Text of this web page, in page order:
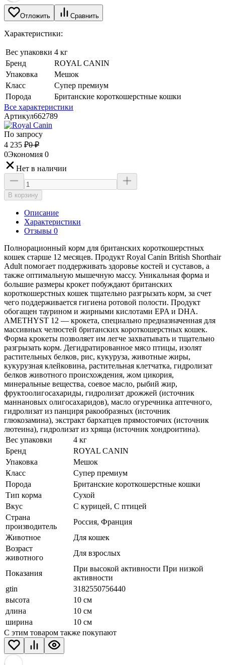
Отложить Сравнить
Характеристики:
Вес упаковки 4 кг
Бренд
ROYAL CANIN
Упаковка
Мешок
Класс
Супер премиум
Порода
Британские короткошерстные кошки
Все характеристики
Артикул662789
По запросу
4 235 ₽0 ₽
0Экономия 0
Нет в наличии
В корзину
Описание
Характеристики
Отзывы 0
Полнорационный корм для британских короткошерстных
кошек старше 12 месяцев. Продукт Royal Canin British Shorthair
Adult помогает поддерживать здоровье костей и суставов, а
также оптимальную мышечную массу. Уникальная форма и
большие размеры крокет побуждают британских
короткошерстных кошек тщательно разгрызать корм, за счет
чего поддерживается гигиена ротовой полости. Продукт
обогащен таурином и жирными кислотами EPA и DHA.
AMETHYST 12 — крокета, специально предназначенная для
массивных челюстей британских короткошерстных кошек.
Форма крокеты позволяет им легче захватывать и тщательно
разгрызать корм. Дегидратированное мясо птицы, изолят
растительных белков, рис, кукуруза, животные жиры,
кукурузная клейковина, растительная клетчатка, гидролизат
белков животного происхождения, жом цикория,
минеральные вещества, соевое масло, рыбий жир,
фруктоолигосахариды, гидролизат дрожжей (источник
мaннановых олигосахаридов), масло огуречника аптечного,
гидролизат из панциря ракообразных (источник
глюкозамина), экстракт бархатцев прямостоячих (источник
лютеина), гидролизат из хряща (источник хондроитина).
Вес упаковки
4 кг
Бренд
ROYAL CANIN
Упаковка
Мешок
Класс
Супер премиум
Порода
Британские короткошерстные кошки
Тип корма
Сухой
Вкус
С курицей, С птицей
Страна
производитель
Россия, Франция
Животное
Для кошек
Возраст
животного
Для взрослых
Показания
При высокой активности При низкой
активности
gtin
3182550756440
высота
10 см
длина
10 см
ширина
10 см
С этим товаром также покупают